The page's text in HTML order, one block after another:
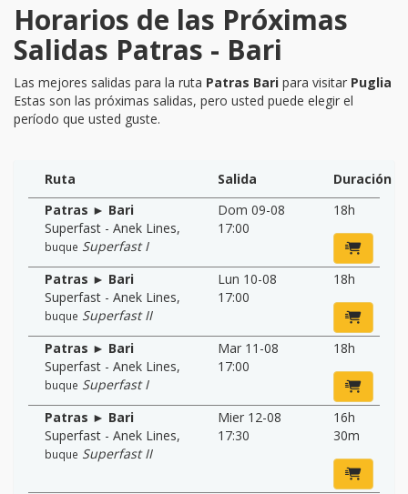
Horarios de las Próximas
Salidas Patras - Bari
Las mejores salidas para la ruta Patras Bari para visitar Puglia
Estas son las próximas salidas, pero usted puede elegir el
período que usted guste.
Ruta Salida
Duración
Patras ► Bari
Superfast - Anek Lines,
buque Superfast I
Dom 09-08
17:00
18h
Patras ► Bari
Superfast - Anek Lines,
buque Superfast II
Lun 10-08
17:00
18h
Patras ► Bari
Superfast - Anek Lines,
buque Superfast I
Mar 11-08
17:00
18h
Patras ► Bari
Superfast - Anek Lines,
buque Superfast II
Mier 12-08
17:30
16h
30m